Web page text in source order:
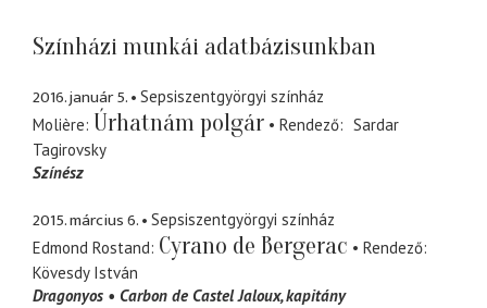
Színházi munkái adatbázisunkban
2016. január 5.
Sepsiszentgyörgyi színház
Molière Úrhatnám polgár Rendező
Sardar
Tagirovsky
Színész
2015. március 6.
Sepsiszentgyörgyi színház
Edmond Rostand Cyrano de Bergerac
Rendező
Kövesdy István
Dragonyos
Carbon de Castel Jaloux kapitány